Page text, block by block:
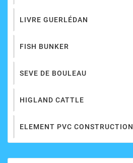
LIVRE GUERLÉDAN
FISH BUNKER
SEVE DE BOULEAU
HIGLAND CATTLE
ELEMENT PVC CONSTRUCTION